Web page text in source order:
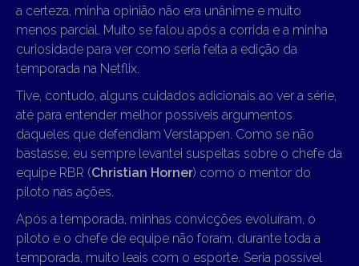
a certeza, minha opinião não era unânime e muito
menos parcial. Muito se falou após a corrida e a minha
curiosidade para ver como seria feita a edição da
temporada na Netflix.
Tive, contudo, alguns cuidados adicionais ao ver a série,
até para entender melhor possíveis argumentos
daqueles que defendiam Verstappen. Como se não
bastasse, eu sempre levantei suspeitas sobre o chefe da
equipe RBR (Christian Horner) como o mentor do
piloto nas ações.
Após a temporada, minhas convicções evoluíram, o
piloto e o chefe de equipe não foram, durante toda a
temporada, muito leais com o esporte. Seria possível